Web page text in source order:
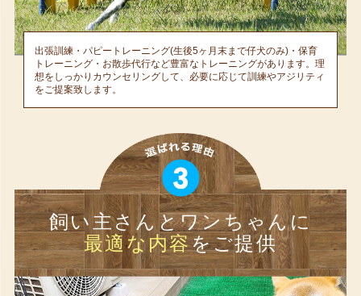
出張訓練・パピートレーニング(生後5ヶ月末まで仔犬のみ)・保育
トレーニング・お散歩代行など豊富なトレーニングがあります。理
想をしっかりカウンセリングして、必要に応じて訓練やアジリティ
をご提案致します。
飼い主さんとワンちゃんに
最適な内容をご提供